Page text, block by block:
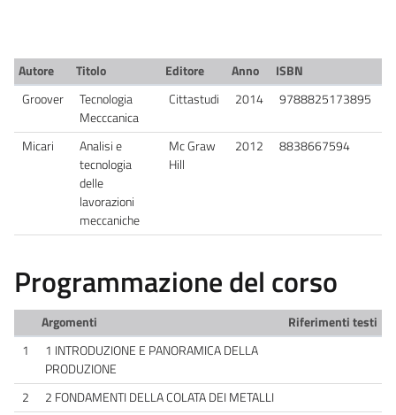
Autore Titolo Editore Anno
ISBN
Groover
Tecnologia
Mecccanica
Cittastudi 2014 9788825173895
Micari
Analisi e
tecnologia
delle
lavorazioni
meccaniche
Mc Graw
Hill
2012 8838667594
Programmazione del corso
Argomenti
Riferimenti testi
1
1 INTRODUZIONE E PANORAMICA DELLA
PRODUZIONE
2
2 FONDAMENTI DELLA COLATA DEI METALLI